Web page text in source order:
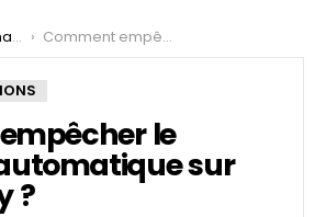
Comment empêcher le paiement automatique sur Google Play ?
le
sur
?